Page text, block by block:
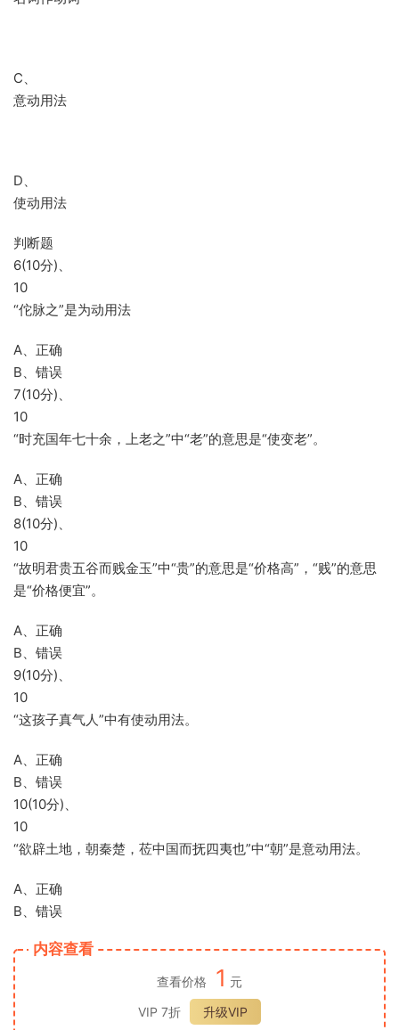
C、
意动用法
D、
使动用法
判断题
6(10分)、
10
“佗脉之”是为动用法
A、正确
B、错误
7(10分)、
10
“时充国年七十余，上老之”中“老”的意思是“使变老”。
A、正确
B、错误
8(10分)、
10
“故明君贵五谷而贱金玉”中“贵”的意思是“价格高”，“贱”的意思
是“价格便宜”。
A、正确
B、错误
9(10分)、
10
“这孩子真气人”中有使动用法。
A、正确
B、错误
10(10分)、
10
“欲辟土地，朝秦楚，莅中国而抚四夷也”中“朝”是意动用法。
A、正确
B、错误
内容查看
查看价格 1 元
VIP 7折
升级VIP